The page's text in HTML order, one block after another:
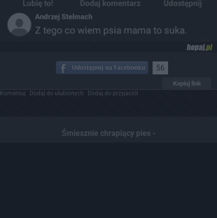
56
Kopiuj link
Komentuj Dodaj do ulubionych Dodaj do przyjaciół
Śmiesznie chrapiący pies -